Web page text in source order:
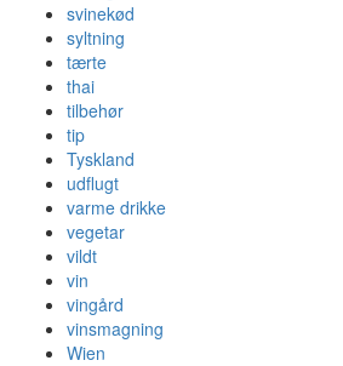
svinekød
syltning
tærte
thai
tilbehør
tip
Tyskland
udflugt
varme drikke
vegetar
vildt
vin
vingård
vinsmagning
Wien